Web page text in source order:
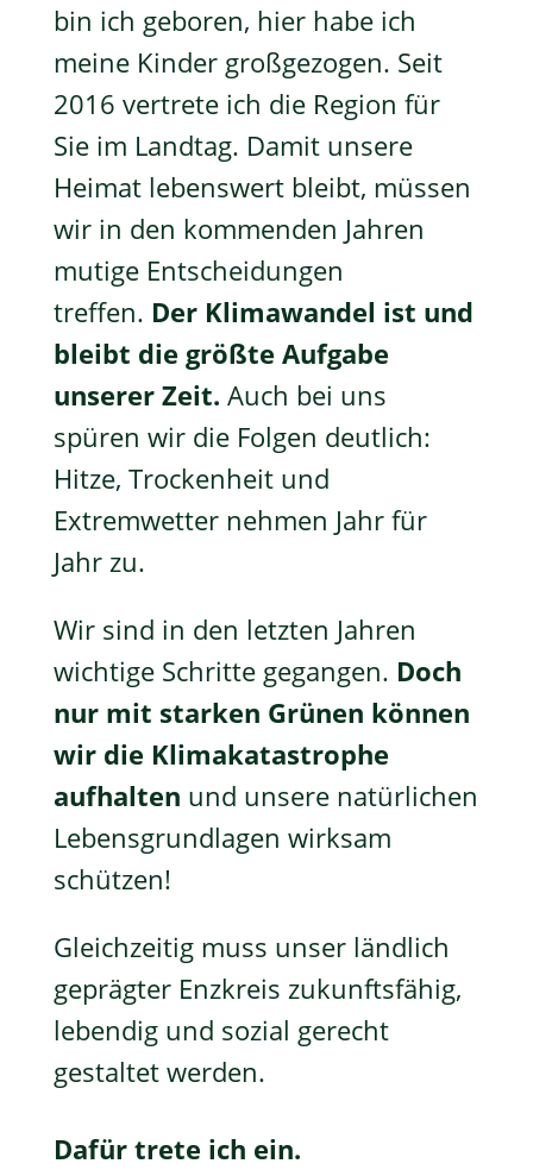
bin ich geboren, hier habe ich
meine Kinder großgezogen. Seit
2016 vertrete ich die Region für
Sie im Landtag. Damit unsere
Heimat lebenswert bleibt, müssen
wir in den kommenden Jahren
mutige Entscheidungen
treffen. Der Klimawandel ist und
bleibt die größte Aufgabe
unserer Zeit. Auch bei uns
spüren wir die Folgen deutlich:
Hitze, Trockenheit und
Extremwetter nehmen Jahr für
Jahr zu.
Wir sind in den letzten Jahren
wichtige Schritte gegangen. Doch
nur mit starken Grünen können
wir die Klimakatastrophe
aufhalten und unsere natürlichen
Lebensgrundlagen wirksam
schützen!
Gleichzeitig muss unser ländlich
geprägter Enzkreis zukunftsfähig,
lebendig und sozial gerecht
gestaltet werden.
Dafür trete ich ein.